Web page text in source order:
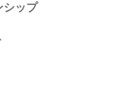
シップ